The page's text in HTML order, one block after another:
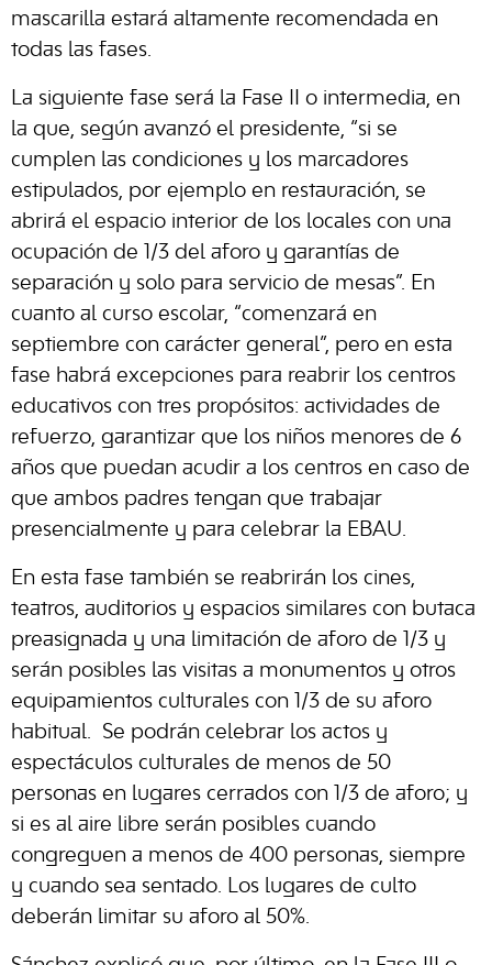
mascarilla estará altamente recomendada en
todas las fases.
La siguiente fase será la Fase II o intermedia, en
la que, según avanzó el presidente, “si se
cumplen las condiciones y los marcadores
estipulados, por ejemplo en restauración, se
abrirá el espacio interior de los locales con una
ocupación de 1/3 del aforo y garantías de
separación y solo para servicio de mesas”. En
cuanto al curso escolar, “comenzará en
septiembre con carácter general”, pero en esta
fase habrá excepciones para reabrir los centros
educativos con tres propósitos: actividades de
refuerzo, garantizar que los niños menores de 6
años que puedan acudir a los centros en caso de
que ambos padres tengan que trabajar
presencialmente y para celebrar la EBAU.
En esta fase también se reabrirán los cines,
teatros, auditorios y espacios similares con butaca
preasignada y una limitación de aforo de 1/3 y
serán posibles las visitas a monumentos y otros
equipamientos culturales con 1/3 de su aforo
habitual. Se podrán celebrar los actos y
espectáculos culturales de menos de 50
personas en lugares cerrados con 1/3 de aforo; y
si es al aire libre serán posibles cuando
congreguen a menos de 400 personas, siempre
y cuando sea sentado. Los lugares de culto
deberán limitar su aforo al 50%.